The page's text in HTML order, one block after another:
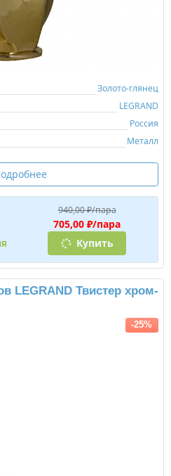
Золото-глянец
LEGRAND
Россия
Металл
940,00 ₽/пара
705,00 ₽/пара
Купить
LEGRAND Твистер хром-
-25%